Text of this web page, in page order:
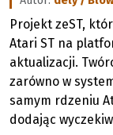
Projekt zeST,
Atari ST na
aktualizacji.
zarówno w
samym rdzeniu
dodając